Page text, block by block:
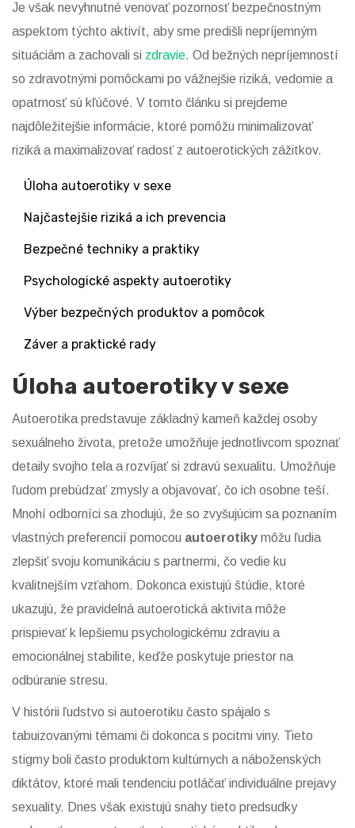
Je však nevyhnutné venovať pozornosť bezpečnostným
aspektom týchto aktivít, aby sme predišli nepríjemným
situáciám a zachovali si zdravie. Od bežných nepríjemností
so zdravotnými pomôckami po vážnejšie riziká, vedomie a
opatrnosť sú kľúčové. V tomto článku si prejdeme
najdôležitejšie informácie, ktoré pomôžu minimalizovať
riziká a maximalizovať radosť z autoerotických zážitkov.
Úloha autoerotiky v sexe
Najčastejšie riziká a ich prevencia
Bezpečné techniky a praktiky
Psychologické aspekty autoerotiky
Výber bezpečných produktov a pomôcok
Záver a praktické rady
Úloha autoerotiky v sexe
Autoerotika predstavuje základný kameň každej osoby
sexuálneho života, pretože umožňuje jednotlivcom spoznať
detaily svojho tela a rozvíjať si zdravú sexualitu. Umožňuje
ľudom prebúdzať zmysly a objavovať, čo ich osobne teší.
Mnohí odborníci sa zhodujú, že so zvyšujúcim sa poznaním
vlastných preferencií pomocou autoerotiky môžu ľudia
zlepšiť svoju komunikáciu s partnermi, čo vedie ku
kvalitnejším vzťahom. Dokonca existujú štúdie, ktoré
ukazujú, že pravidelná autoerotická aktivita môže
prispievať k lepšiemu psychologickému zdraviu a
emocionálnej stabilite, keďže poskytuje priestor na
odbúranie stresu.
V histórii ľudstvo si autoerotiku často spájalo s
tabuizovanými témami či dokonca s pocitmi viny. Tieto
stigmy boli často produktom kultúrnych a náboženských
diktátov, ktoré mali tendenciu potláčať individuálne prejavy
sexuality. Dnes však existujú snahy tieto predsudky